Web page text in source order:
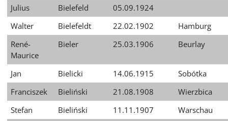
Julius
Bielefeld
05.09.1924
Walter
Bielefeldt 22.02.1902
Hamburg
René-
Maurice
Bieler 25.03.1906 Beurlay
Jan Bielicki 14.06.1915
Sobótka
Franciszek
Bieliński 21.08.1908
Wierzbica
Stefan
Bieliński 11.11.1907
Warschau